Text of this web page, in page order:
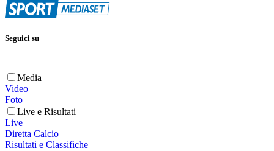
Seguici su
Media
Video
Foto
Live e Risultati
Live
Diretta Calcio
Risultati e Classifiche